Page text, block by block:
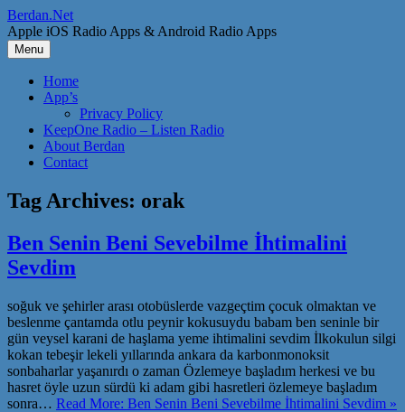
Skip
to
content
Berdan.Net
Apple iOS Radio Apps & Android Radio Apps
Menu
Home
App’s
Privacy Policy
KeepOne Radio – Listen Radio
About Berdan
Contact
Tag Archives: orak
Ben Senin Beni Sevebilme İhtimalini
Sevdim
soğuk ve şehirler arası otobüslerde vazgeçtim çocuk olmaktan ve
beslenme çantamda otlu peynir kokusuydu babam ben seninle bir
gün veysel karani de haşlama yeme ihtimalini sevdim İlkokulun silgi
kokan tebeşir lekeli yıllarında ankara da karbonmonoksit
sonbaharlar yaşanırdı o zaman Özlemeye başladım herkesi ve bu
hasret öyle uzun sürdü ki adam gibi hasretleri özlemeye başladım
sonra… Read More: Ben Senin Beni Sevebilme İhtimalini Sevdim »